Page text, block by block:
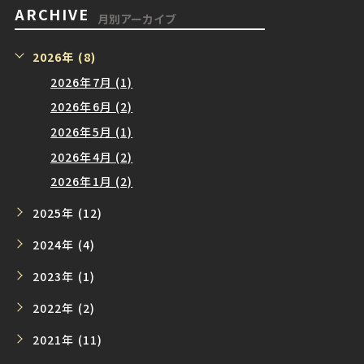
ARCHIVE 月別アーカイブ
2026年 (8)
2026年7月 (1)
2026年6月 (2)
2026年5月 (1)
2026年4月 (2)
2026年1月 (2)
2025年 (12)
2024年 (4)
2023年 (1)
2022年 (2)
2021年 (11)